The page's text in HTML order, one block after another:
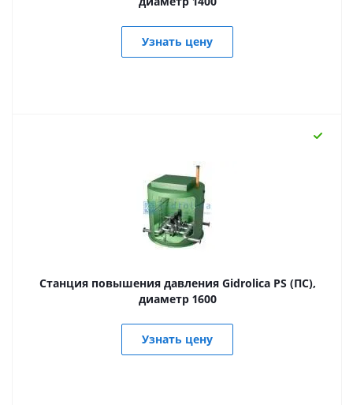
Узнать цену
Станция повышения давления Gidrolica PS (ПС),
диаметр 1600
Узнать цену